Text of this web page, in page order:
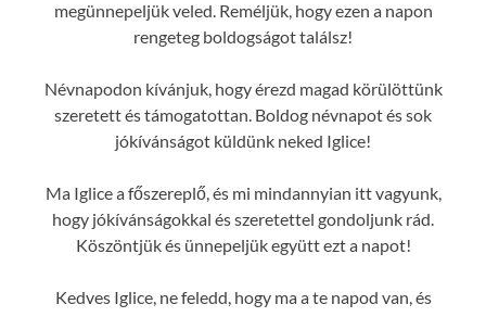
megünnepeljük veled. Reméljük, hogy ezen a napon
rengeteg boldogságot találsz!
Névnapodon kívánjuk, hogy érezd magad körülöttünk
szeretett és támogatottan. Boldog névnapot és sok
jókívánságot küldünk neked Iglice!
Ma Iglice a főszereplő, és mi mindannyian itt vagyunk,
hogy jókívánságokkal és szeretettel gondoljunk rád.
Köszöntjük és ünnepeljük együtt ezt a napot!
Kedves Iglice, ne feledd, hogy ma a te napod van, és